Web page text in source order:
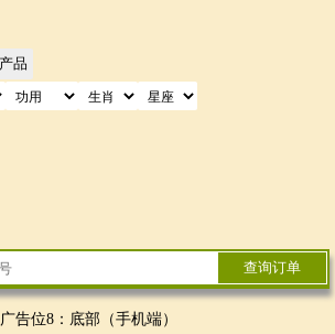
广告位8：底部（手机端）